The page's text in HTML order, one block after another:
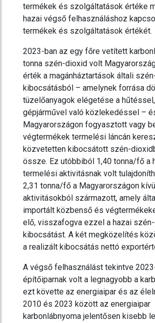
termékek és szolgáltatások értéke
hazai végső felhasználáshoz
termékek és szolgáltatások értékét.
2023-ban az egy főre vetített
tonna szén-dioxid volt
érték a magánháztartások általi
kibocsátásból – amelynek forrása
tüzelőanyagok elégetése a
gépjárművel való közlekedéssel –
Magyarországon fogyasztott vagy
végtermékek termelési láncán
közvetetten kibocsátott szén-
össze. Ez utóbbiból 1,40 tonna/fő a
termelési aktivitásnak volt
2,31 tonna/fő a Magyarországon
aktivitásokból származott, amely
importált közbenső és
elő, visszafogva ezzel a hazai
kibocsátást. A két megközelítés
a realizált kibocsátás nettó
A végső felhasználást tekintve
építőiparnak volt a legnagyobb a
ezt követte az energiaipar és az
2010 és 2023 között az energiaipar
karbonlábnyoma jelentősen kisebb